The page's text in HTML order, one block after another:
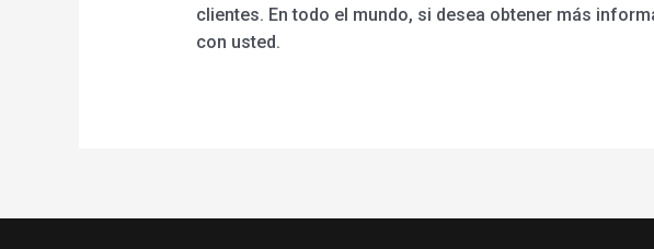
clientes. En todo el mundo, si desea obtener más
con usted.